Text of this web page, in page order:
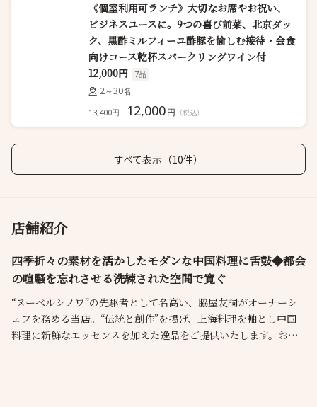
《個室利用可ランチ》大切なお席やお祝い、
ビジネスユースに。9つの喜び前菜、北京ダッ
ク、黒酢ミルフィーユ酢豚を愉しむ接待・会食
向けコース乾杯スパークリングワイン付
12,000円 7品
2～30名
13,400円 12,000円 （税込）
すべて表示（10件）
店舗紹介
四季折々の素材を活かしたモダンな中国料理に舌鼓◆都会
の喧騒を忘れさせる洗練された空間で寛ぐ
“ヌーベルシノワ”の先駆者として名高い、脇屋友詞がオーナーシ
ェフを務める当店。“伝統と創作”を掲げ、上海料理を軸とし中国
料理に新鮮なエッセンスを加えた逸品をご提供いたします。お料